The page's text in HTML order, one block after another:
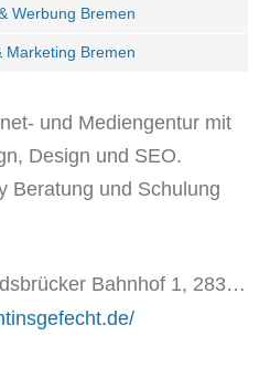
Werbung Bremen
Marketing Bremen
und Mediengentur mit
Design und SEO.
Beratung und Schulung
Bahnhof 1, 28309 Bremen